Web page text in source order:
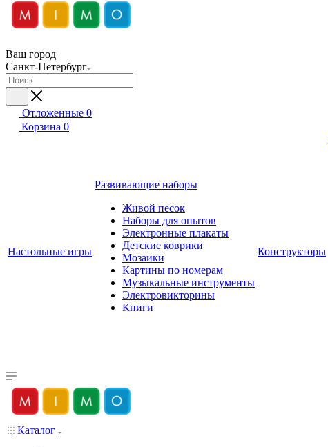
Ваш город
Санкт-Петербург
Отложенные 0
Корзина 0
Настольные игры
Развивающие наборы
Живой песок
Наборы для опытов
Электронные плакаты
Детские коврики
Мозаики
Картины по номерам
Музыкальные инструменты
Электровикторины
Книги
Конструкторы
Каталог